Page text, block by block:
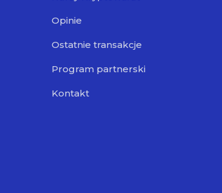
Opinie
Ostatnie transakcje
Program partnerski
Kontakt